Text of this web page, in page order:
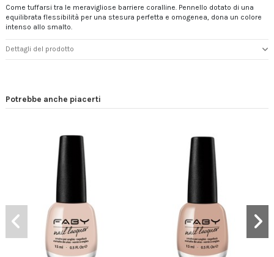
Come tuffarsi tra le meravigliose barriere coralline. Pennello dotato di una
equilibrata flessibilità per una stesura perfetta e omogenea, dona un colore
intenso allo smalto.
Dettagli del prodotto
Potrebbe anche piacerti